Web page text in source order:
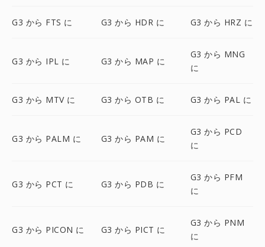
G3 から FTS に G3 から HDR に G3 から HRZ に
G3 から IPL に G3 から MAP に
G3 から MNG
に
G3 から MTV に G3 から OTB に G3 から PAL に
G3 から PALM に G3 から PAM に
G3 から PCD
に
G3 から PCT に G3 から PDB に
G3 から PFM
に
G3 から PICON に G3 から PICT に
G3 から PNM
に